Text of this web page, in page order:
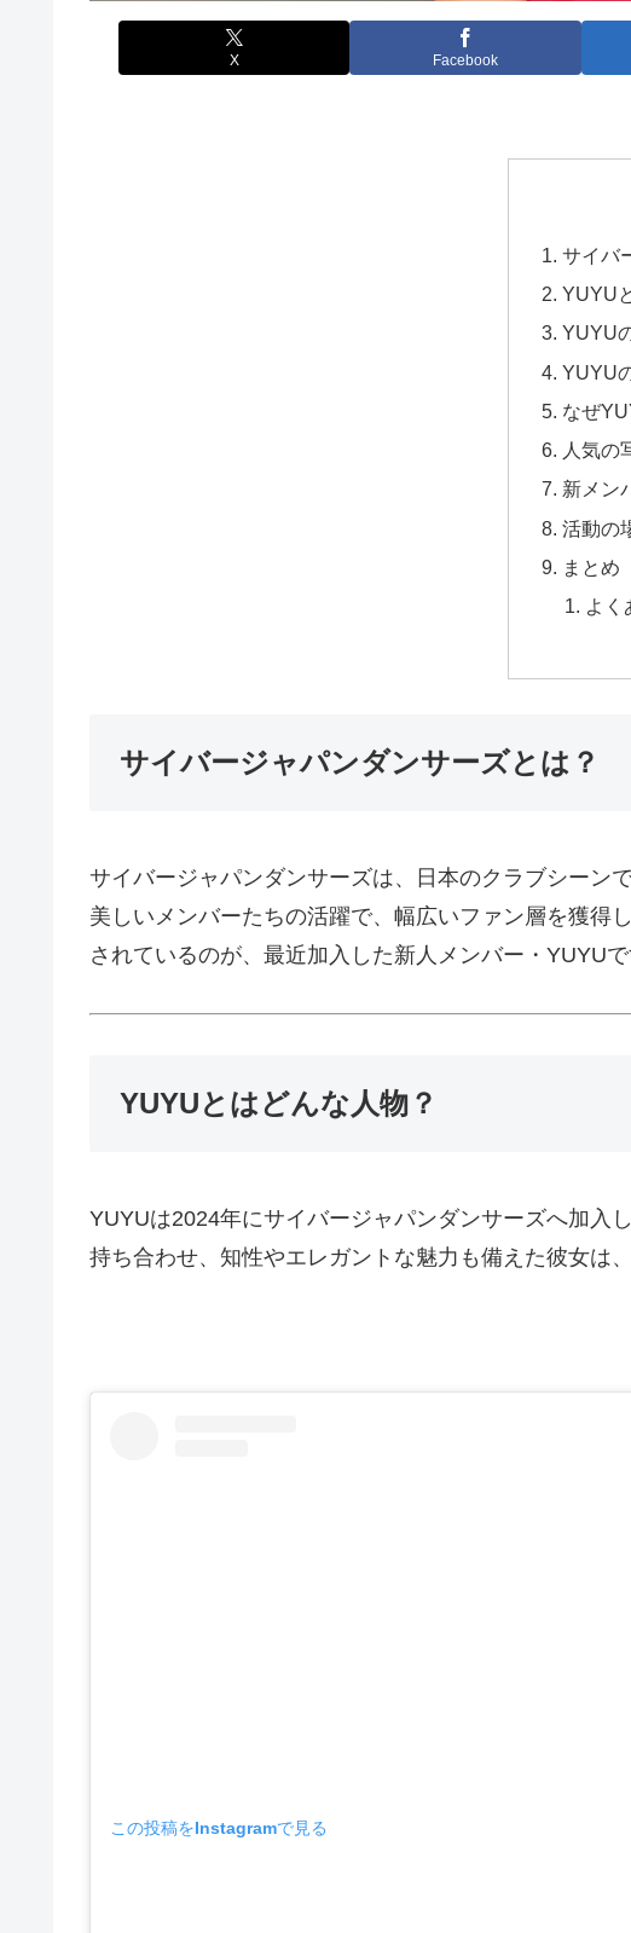
X Facebook
サイバ
YUYU
YUYU
YUYU
なぜ
人気の
新メン
活動の
まとめ
よく
サイバージャパンダンサーズとは？
サイバージャパンダンサーズは、日本のクラブシーン
美しいメンバーたちの活躍で、幅広いファン層を獲得
されているのが、最近加入した新人メンバー・YUYUで
YUYUとはどんな人物？
YUYUは2024年にサイバージャパンダンサーズへ加入
持ち合わせ、知性やエレガントな魅力も備えた彼女は
この投稿をInstagramで見る